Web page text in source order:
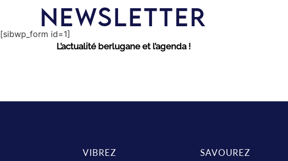
NEWSLETTER
[sibwp_form id=1]
L’actualité berlugane et l’agenda !
VIBREZ SAVOUREZ